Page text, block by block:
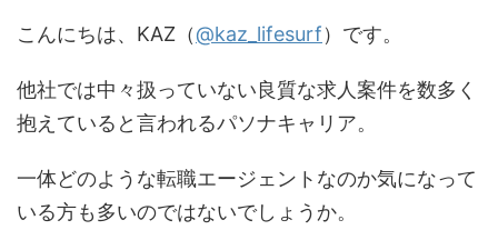
こんにちは、KAZ（@kaz_lifesurf）です。
他社では中々扱っていない良質な求人案件を数多く
抱えていると言われるパソナキャリア。
一体どのような転職エージェントなのか気になって
いる方も多いのではないでしょうか。